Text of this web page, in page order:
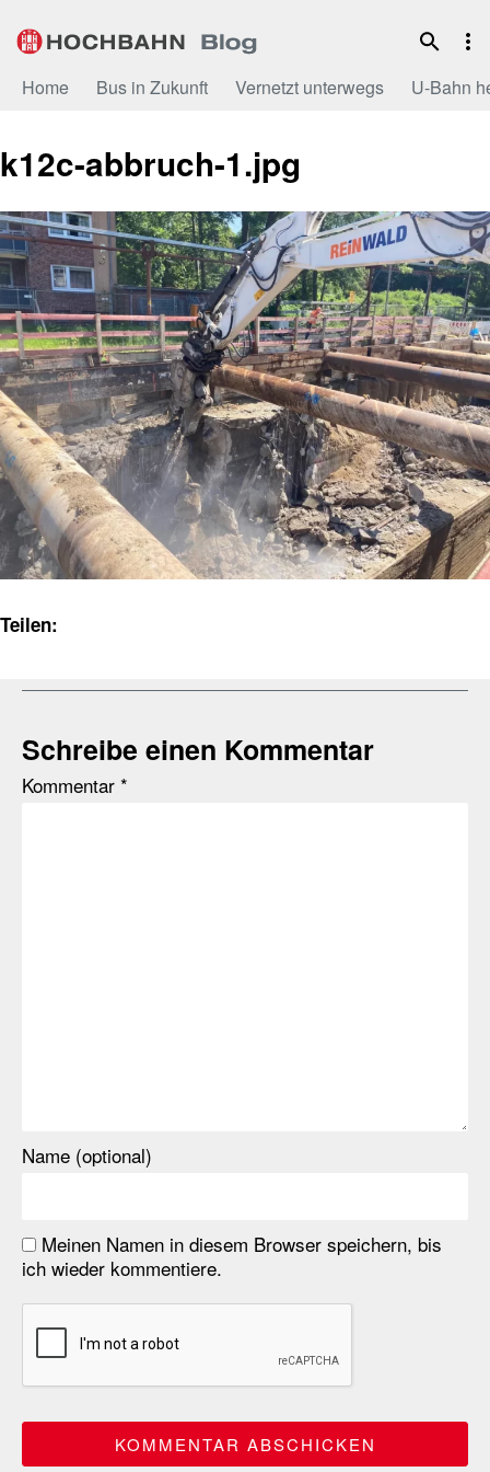
Inhalt
Home Bus in Zukunft Vernetzt unterwegs U-Bahn
k12c-abbruch-1.jpg
Teilen:
Schreibe einen Kommentar
Kommentar *
Name (optional)
Meinen Namen in diesem Browser speichern, bis
ich wieder kommentiere.